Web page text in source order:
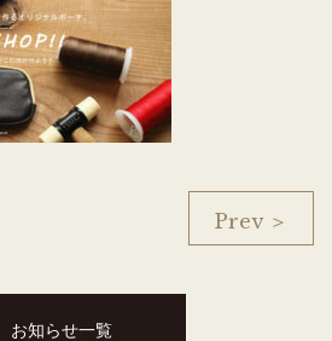
Prev ＞
お知らせ一覧